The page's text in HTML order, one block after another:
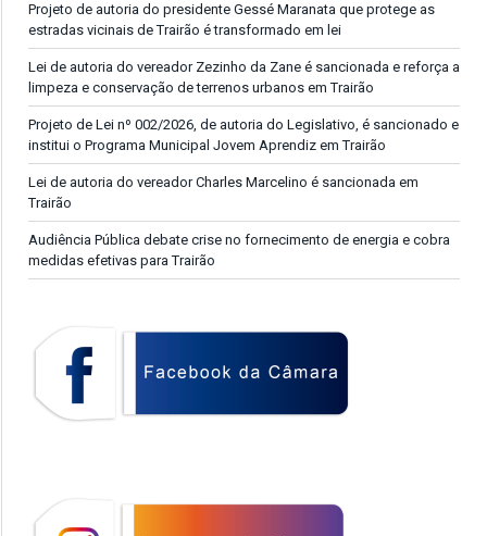
Projeto de autoria do presidente Gessé Maranata que protege as
estradas vicinais de Trairão é transformado em lei
Lei de autoria do vereador Zezinho da Zane é sancionada e reforça a
limpeza e conservação de terrenos urbanos em Trairão
Projeto de Lei nº 002/2026, de autoria do Legislativo, é sancionado e
institui o Programa Municipal Jovem Aprendiz em Trairão
Lei de autoria do vereador Charles Marcelino é sancionada em
Trairão
Audiência Pública debate crise no fornecimento de energia e cobra
medidas efetivas para Trairão